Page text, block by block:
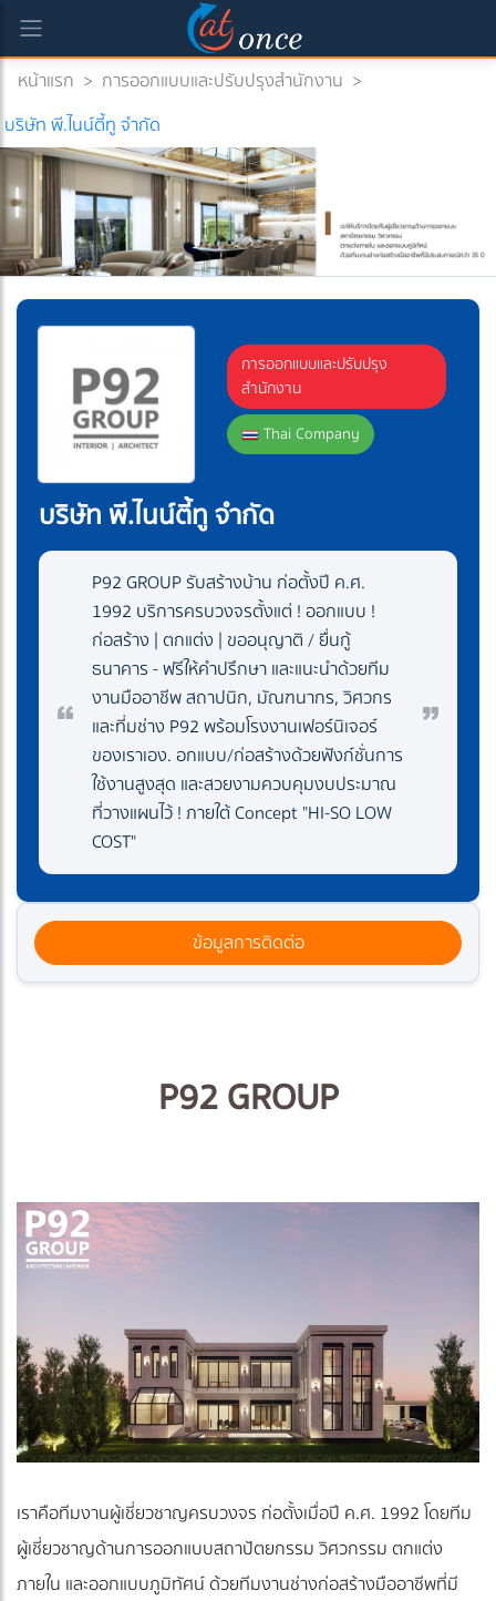
หน้าแรก > การออกแบบและปรับปรุงสำนักงาน >
บริษัท พี.ไนน์ตี้ทู จำกัด
การออกแบบและปรับปรุง
สำนักงาน
Thai Company
บริษัท พี.ไนน์ตี้ทู จำกัด
P92 GROUP รับสร้างบ้าน ก่อตั้งปี ค.ศ.
1992 บริการครบวงจรตั้งแต่ ! ออกแบบ !
ก่อสร้าง | ตกแต่ง | ขออนุญาติ / ยื่นกู้
ธนาคาร - ฟรีให้คำปรึกษา และแนะนำด้วยทีม
งานมืออาชีพ สถาปนิก, มัณฑนากร, วิศวกร
และที่มช่าง P92 พร้อมโรงงานเฟอร์นิเจอร์
ของเราเอง. อกแบบ/ก่อสร้างด้วยฟังก์ชั่นการ
ใช้งานสูงสุด และสวยงามควบคุมงบประมาณ
ที่วางแผนไว้ ! ภายใต้ Concept "HI-SO LOW
COST"
ข้อมูลการติดต่อ
P92 GROUP
เราคือทีมงานผู้เชี่ยวชาญครบวงจร ก่อตั้งเมื่อปี ค.ศ. 1992 โดยทีม
ผู้เชี่ยวชาญด้านการออกแบบสถาปัตยกรรม วิศวกรรม ตกแต่ง
ภายใน และออกแบบภูมิทัศน์ ด้วยทีมงานช่างก่อสร้างมืออาชีพที่มี